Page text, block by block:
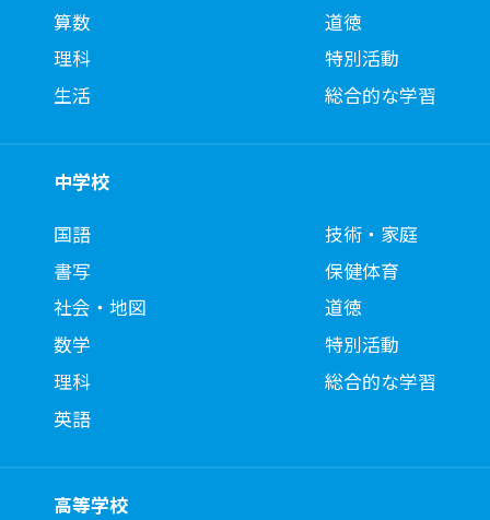
算数
理科
生活
道徳
特別活動
総合的な学習
中学校
国語
書写
社会・地図
数学
理科
英語
技術・家庭
保健体育
道徳
特別活動
総合的な学習
高等学校